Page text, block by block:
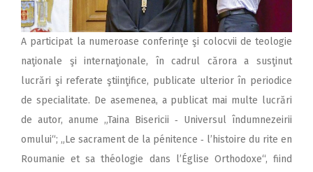
A participat la numeroase conferinţe şi colocvii de teologie
naţionale şi internaţionale, în cadrul cărora a susţinut
lucrări şi referate ştiinţifice, publicate ulterior în periodice
de specialitate. De asemenea, a publicat mai multe lucrări
de autor, anume „Taina Bisericii ‑ Universul îndumnezeirii
omului“; „Le sacrament de la pénitence ‑ l’histoire du rite en
Roumanie et sa théologie dans l’Église Orthodoxe“, fiind